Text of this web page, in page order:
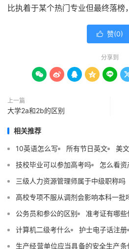
比执着于某个热门专业但最终落榜
 赞(0)
分享到
    
上一篇
大学2a和2b的区别
相关推荐
10英语怎么写 所有节日英文
美
技校毕业可以参加高考吗
怎么看资
三级人力资源管理师属于中级职称吗
高校专项不服从调剂会影响本科一批
公务员和参公的区别
准考证有哪些
计算机二级考什么
护士电子话注册
生产经营单位应当具备的安全生产